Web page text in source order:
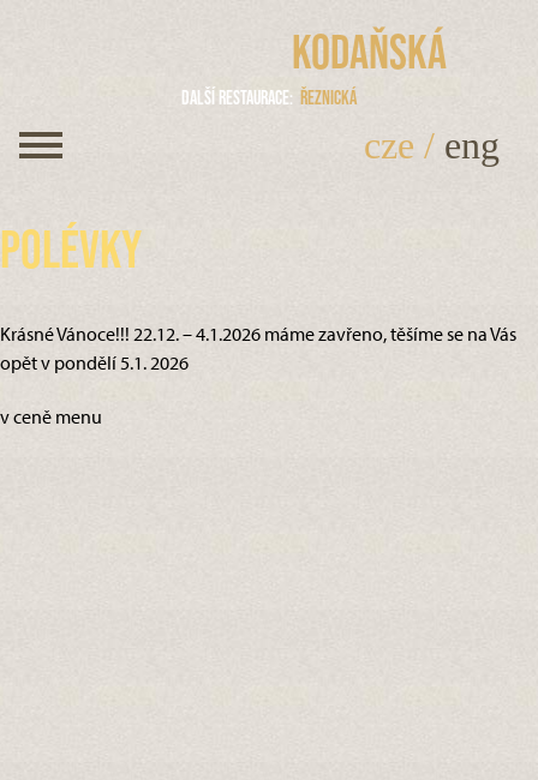
Kodaňská
Další restaurace Řeznická
cze / eng
Polévky
Krásné Vánoce!!! 22.12. – 4.1.2026 máme zavřeno, těšíme se na Vás
opět v pondělí 5.1. 2026
v ceně menu